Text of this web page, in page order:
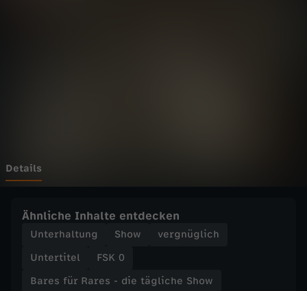
s
d
i
Details
Ähnliche Inhalte entdecken
Unterhaltung Show
vergnüglich
Untertitel
FSK 0
Bares für Rares - die tägliche Show